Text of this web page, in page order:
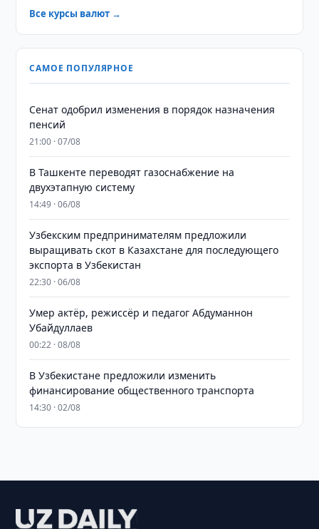
Все курсы валют →
САМОЕ ПОПУЛЯРНОЕ
Сенат одобрил изменения в порядок назначения
пенсий
21:00 · 07/08
В Ташкенте переводят газоснабжение на
двухэтапную систему
14:49 · 06/08
Узбекским предпринимателям предложили
выращивать скот в Казахстане для последующего
экспорта в Узбекистан
22:30 · 06/08
Умер актёр, режиссёр и педагог Абдуманнон
Убайдуллаев
00:22 · 08/08
В Узбекистане предложили изменить
финансирование общественного транспорта
14:30 · 02/08